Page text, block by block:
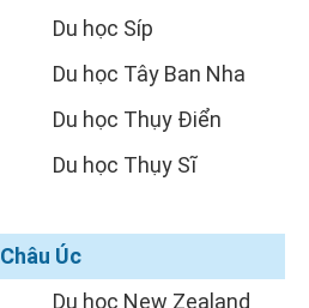
Du học Síp
Du học Tây Ban Nha
Du học Thụy Điển
Du học Thụy Sĩ
Châu Úc
Du học New Zealand